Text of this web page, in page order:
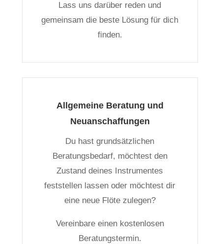
Lass uns darüber reden und
gemeinsam die beste Lösung für dich
finden.
Allgemeine Beratung und
Neuanschaffungen
Du hast grundsätzlichen
Beratungsbedarf, möchtest den
Zustand deines Instrumentes
feststellen lassen oder möchtest dir
eine neue Flöte zulegen?
Vereinbare einen kostenlosen
Beratungstermin.